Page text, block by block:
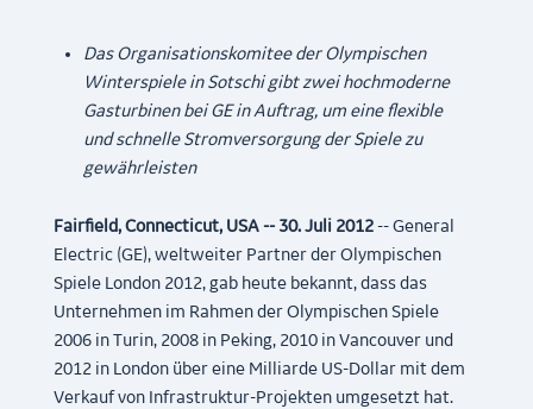
Das Organisationskomitee der Olympischen
Winterspiele in Sotschi gibt zwei hochmoderne
Gasturbinen bei GE in Auftrag, um eine flexible
und schnelle Stromversorgung der Spiele zu
gewährleisten
Fairfield, Connecticut, USA -- 30. Juli 2012-- General
Electric (GE), weltweiter Partner der Olympischen
Spiele London 2012, gab heute bekannt, dass das
Unternehmen im Rahmen der Olympischen Spiele
2006 in Turin, 2008 in Peking, 2010 in Vancouver und
2012 in London über eine Milliarde US-Dollar mit dem
Verkauf von Infrastruktur-Projekten umgesetzt hat.